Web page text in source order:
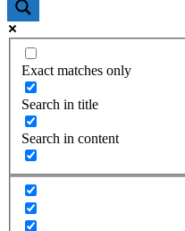
Exact matches only
Search in title
Search in content